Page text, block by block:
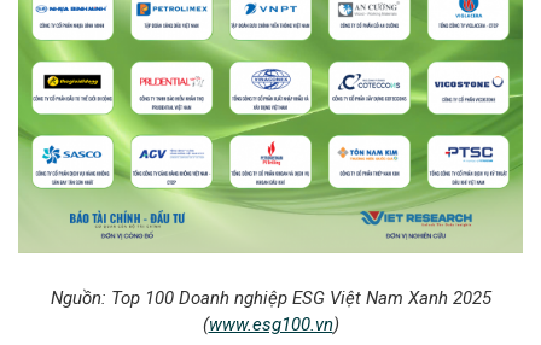
Nguồn: Top 100 Doanh nghiệp ESG Việt Nam Xanh 2025
(www.esg100.vn)